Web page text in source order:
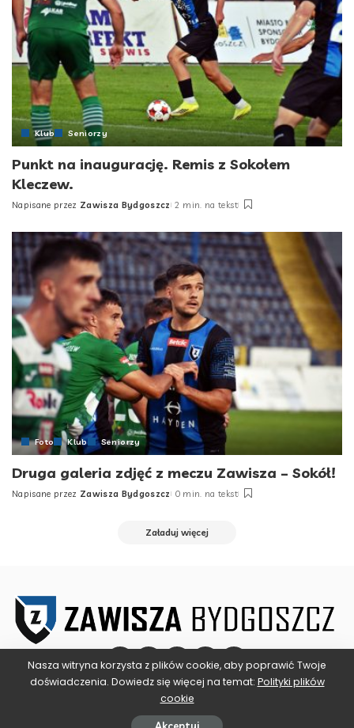
Klub Seniorzy
Punkt na inaugurację. Remis z Sokołem
Kleczew.
Posted
Napisane przez Zawisza Bydgoszcz 2 min. na tekst
Foto Klub Seniorzy
Druga galeria zdjęć z meczu Zawisza – Sokół!
Posted
Napisane przez Zawisza Bydgoszcz 0 min. na tekst
Załaduj więcej
©2025 ZAWISZA BYDGOSZCZ
Nasza witryna korzysta z plików cookie, aby poprawić Twoje
doświadczenia. Dowiedz się więcej na temat: Polityki plików
cookie